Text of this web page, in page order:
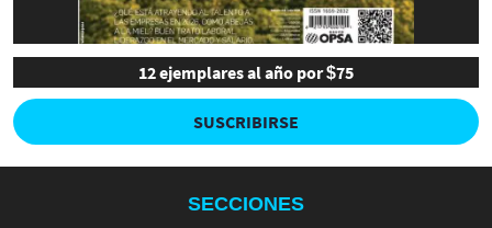
12 ejemplares al año por $75
SUSCRIBIRSE
SECCIONES